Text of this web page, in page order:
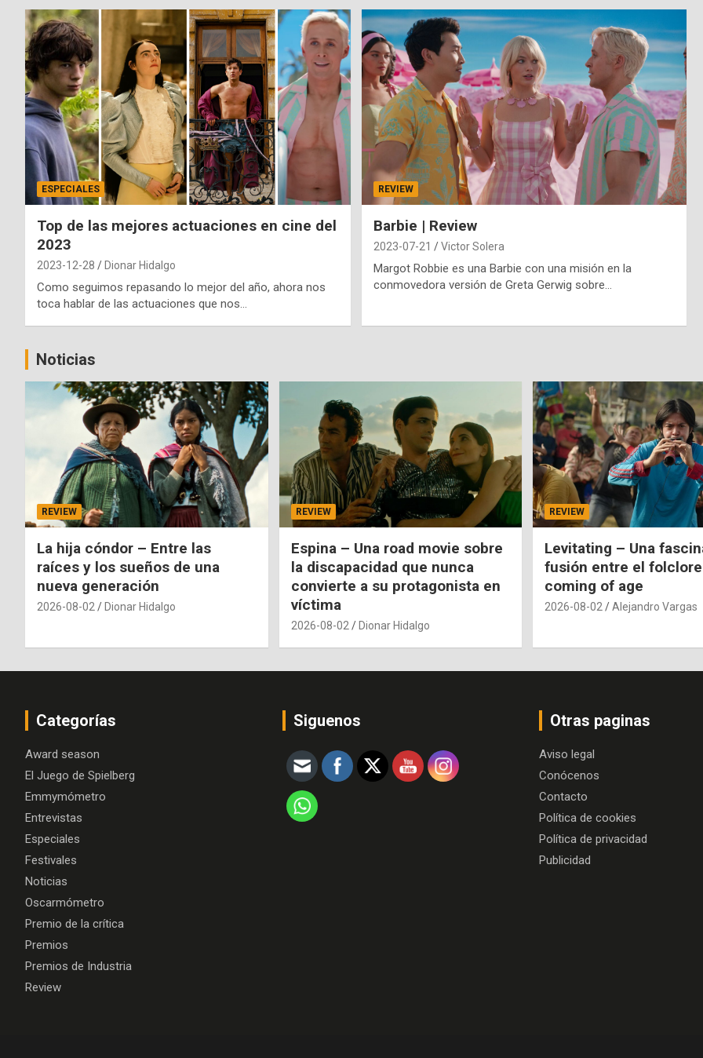
ESPECIALES
Top de las mejores actuaciones en cine del
2023
2023-12-28 Dionar Hidalgo
Como seguimos repasando lo mejor del año, ahora nos
toca hablar de las actuaciones que nos…
REVIEW
Barbie | Review
2023-07-21 Victor Solera
Margot Robbie es una Barbie con una misión en la
conmovedora versión de Greta Gerwig sobre…
Noticias
REVIEW
La hija cóndor – Entre las
raíces y los sueños de una
nueva generación
2026-08-02 Dionar Hidalgo
REVIEW
Espina – Una road movie sobre
la discapacidad que nunca
convierte a su protagonista en
víctima
2026-08-02 Dionar Hidalgo
REVIEW
Levitating – Una
fusión entre el
coming of age
2026-08-02 Alejandro Vargas
Categorías
Award season
El Juego de Spielberg
Emmymómetro
Entrevistas
Especiales
Festivales
Noticias
Oscarmómetro
Premio de la crítica
Premios
Premios de Industria
Review
Siguenos Otras paginas
Aviso legal
Conócenos
Contacto
Política de cookies
Política de privacidad
Publicidad